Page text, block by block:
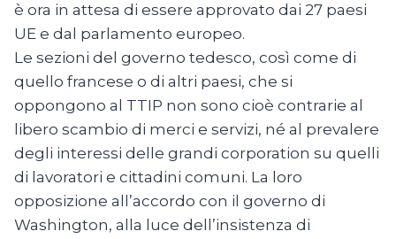
è ora in attesa di essere approvato dai 27 paesi
UE e dal parlamento europeo.
Le sezioni del governo tedesco, così come di
quello francese o di altri paesi, che si
oppongono al TTIP non sono cioè contrarie al
libero scambio di merci e servizi, né al prevalere
degli interessi delle grandi corporation su quelli
di lavoratori e cittadini comuni. La loro
opposizione all’accordo con il governo di
Washington, alla luce dell’insistenza di